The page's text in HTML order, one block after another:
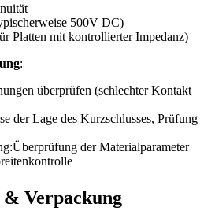
500V DC)
Platten mit kontrollierter Impedanz)
:
überprüfen (schlechter Kontakt
der Lage des Kurzschlusses, Prüfung
der Materialparameter
Verpackung